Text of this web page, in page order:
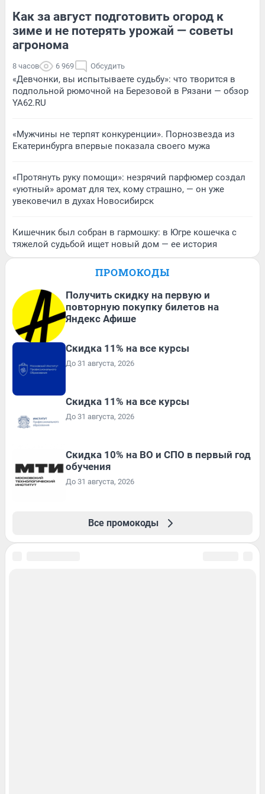
Как за август подготовить огород к
зиме и не потерять урожай — советы
агронома
8 часов 6 969 Обсудить
«Девчонки, вы испытываете судьбу»: что творится в
подпольной рюмочной на Березовой в Рязани — обзор
YA62.RU
«Мужчины не терпят конкуренции». Порнозвезда из
Екатеринбурга впервые показала своего мужа
«Протянуть руку помощи»: незрячий парфюмер создал
«уютный» аромат для тех, кому страшно, — он уже
увековечил в духах Новосибирск
Кишечник был собран в гармошку: в Югре кошечка с
тяжелой судьбой ищет новый дом — ее история
ПРОМОКОДЫ
Получить скидку на первую и
повторную покупку билетов на
Яндекс Афише
Скидка 11% на все курсы
До 31 августа, 2026
Скидка 11% на все курсы
До 31 августа, 2026
Скидка 10% на ВО и СПО в первый год
обучения
До 31 августа, 2026
Все промокоды